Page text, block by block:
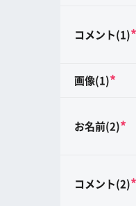
コメント(1)*
画像(1)*
お名前(2)*
コメント(2)*